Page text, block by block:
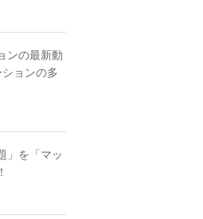
ンの最新動
ョンの多
」を「マッ